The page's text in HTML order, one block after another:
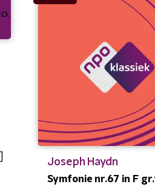
Joseph Haydn
Symfonie nr.67 in F